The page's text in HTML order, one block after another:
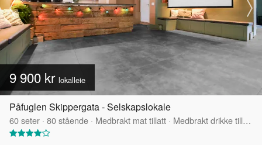
9 900 kr lokalleie
Påfuglen Skippergata - Selskapslokale
60seter · 80stående · Medbrakt mat tillatt · Medbrakt drikke tillatt